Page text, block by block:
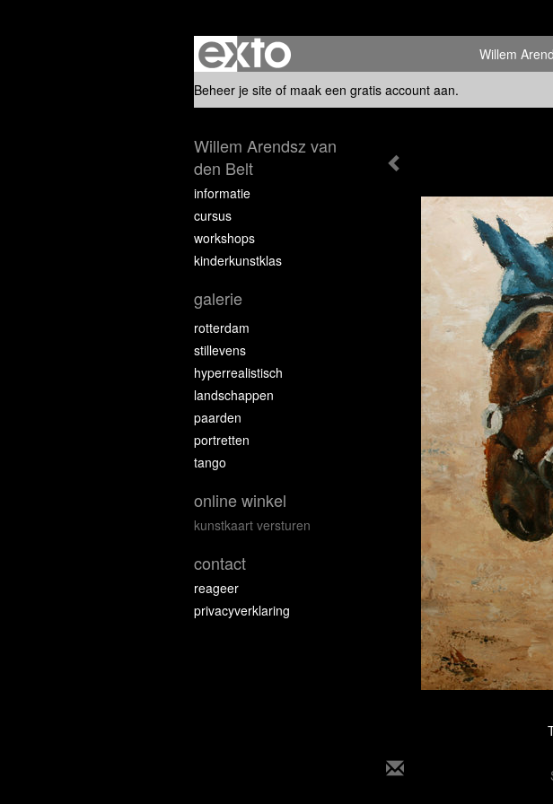
Willem
Beheer je site of maak een gratis account aan.
Willem Arendsz van
den Belt
informatie
cursus
workshops
kinderkunstklas
galerie
rotterdam
stillevens
hyperrealistisch
landschappen
paarden
portretten
tango
online winkel
kunstkaart versturen
contact
reageer
privacyverklaring